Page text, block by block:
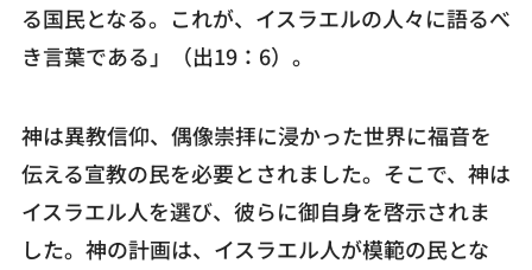
る国民となる。これが、イスラエルの人々に語るべ
き言葉である」（出19：6）。
神は異教信仰、偶像崇拝に浸かった世界に福音を
伝える宣教の民を必要とされました。そこで、神は
イスラエル人を選び、彼らに御自身を啓示されま
した。神の計画は、イスラエル人が模範の民とな